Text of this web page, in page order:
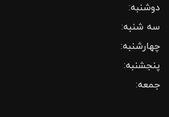
دوشنبه:
سه شنبه:
چهارشنبه:
پنجشنبه:
جمعه: